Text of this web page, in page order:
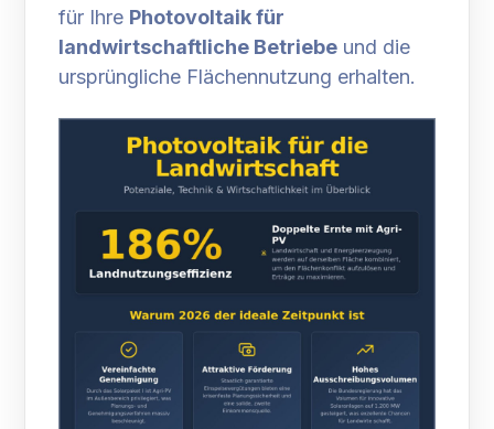
für Ihre Photovoltaik für
landwirtschaftliche Betriebe und die
ursprüngliche Flächennutzung erhalten.